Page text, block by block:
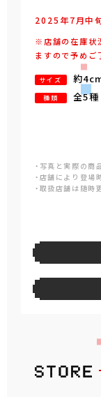
2025年7月中
※店舗の在庫状
ますので予めご
サイズ 約
種類 全5種
・写真と実際の商
・店舗により登場
・取扱店舗は随時